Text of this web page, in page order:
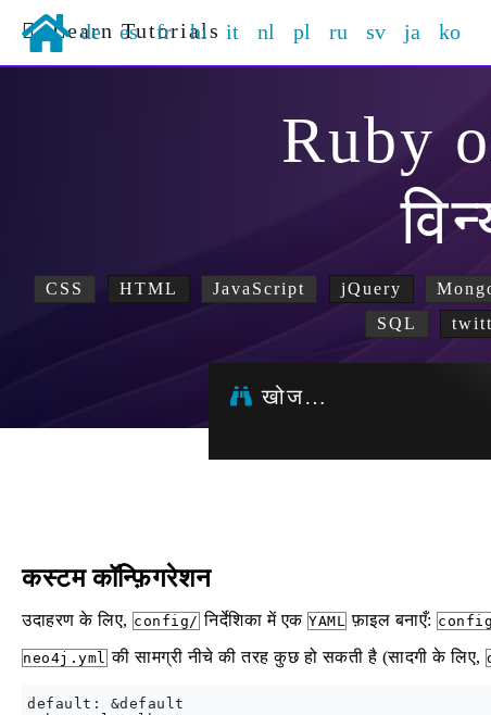
Learn Tutorials
de es fr hi it nl pl ru sv ja ko
Ruby
CSS HTML JavaScript jQuery
SQL
खोज…
कस्टम कॉन्फ़िगरेशन
उदाहरण के लिए, config/ निर्देशिका में एक YAML फ़ाइल बनाएँ:
neo4j.yml की सामग्री नीचे की तरह कुछ हो सकती है (सादगी के लिए,
default: &default